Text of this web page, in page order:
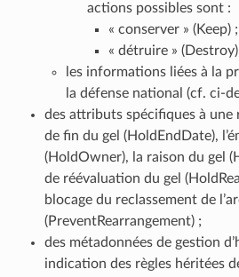
actions possibles sont :
« conserver » (Keep) ;
« détruire » (Destroy)
les informations liées à la
la défense national (cf. ci-
des attributs spécifiques à une
de fin du gel (HoldEndDate),
(HoldOwner), la raison du gel
de réévaluation du gel
blocage du reclassement de
(PreventRearrangement) ;
des métadonnées de gestion
indication des règles héritées